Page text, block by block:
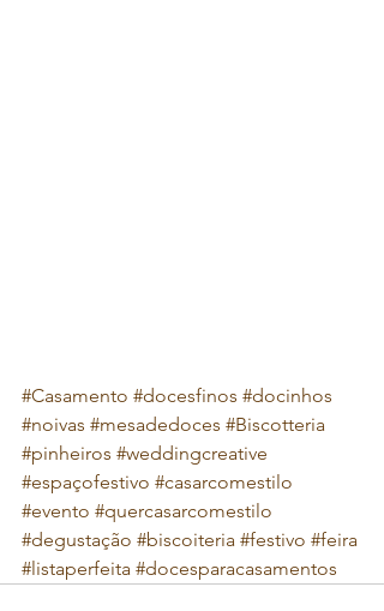
#Casamento #docesfinos #docinhos
#noivas #mesadedoces #Biscotteria
#pinheiros #weddingcreative
#espaçofestivo #casarcomestilo
#evento #quercasarcomestilo
#degustação #biscoiteria #festivo #feira
#listaperfeita #docesparacasamentos